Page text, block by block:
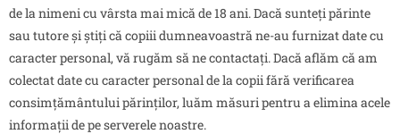
de la nimeni cu vârsta mai mică de 18 ani. Dacă sunteți părinte
sau tutore și știți că copiii dumneavoastră ne-au furnizat date cu
caracter personal, vă rugăm să ne contactați. Dacă aflăm că am
colectat date cu caracter personal de la copii fără verificarea
consimțământului părinților, luăm măsuri pentru a elimina acele
informații de pe serverele noastre.